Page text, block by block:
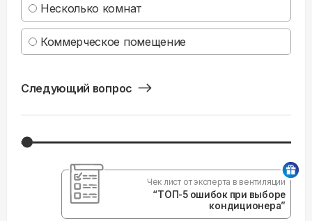
Несколько комнат
Коммерческое помещение
Следующий вопрос
Чек лист от эксперта в вентиляции
“ТОП-5 ошибок при выборе
кондиционера”